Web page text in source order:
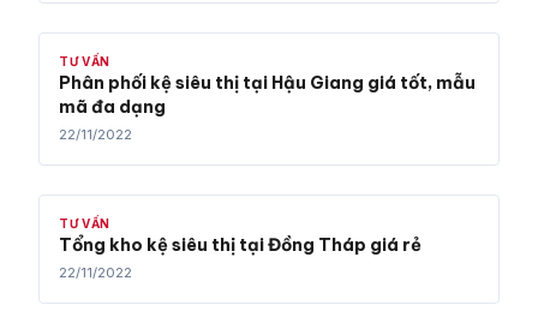
TƯ VẤN
Phân phối kệ siêu thị tại Hậu Giang giá tốt, mẫu
mã đa dạng
22/11/2022
TƯ VẤN
Tổng kho kệ siêu thị tại Đồng Tháp giá rẻ
22/11/2022